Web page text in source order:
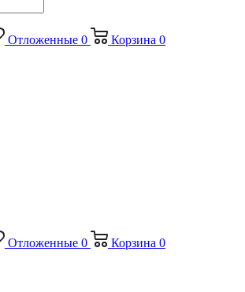
Отложенные 0 Корзина 0
Отложенные 0 Корзина 0